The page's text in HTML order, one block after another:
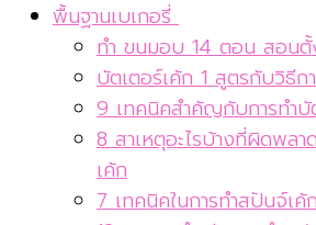
พื้นฐานเบเกอรี่
ทำ ขนมอบ 14 ตอน สอน
บัตเตอร์เค้ก 1 สูตรกับวิธี
9 เทคนิคสำคัญกับการทำบั
8 สาเหตุอะไรบ้างที่ผิดพล
เค้ก
7 เทคนิคในการทำสปันจ์เค้ก